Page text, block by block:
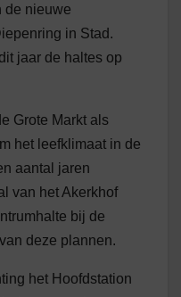
de nieuwe
in Stad.
jaar de haltes op
Grote Markt als
het leefklimaat in de
aantal jaren
van het Akerkhof
bij de
deze plannen.
het Hoofdstation